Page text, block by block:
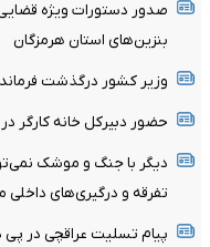
صدور دستورات ویژه
بنزین‌های استان هرمزگان
وزیر کشور درگذشت
حضور دبیرکل خانه کارگر در
دیگر با جنگ و موشک
تفرقه و درگیری‌های داخلی
پیام تسلیت عراقچی در